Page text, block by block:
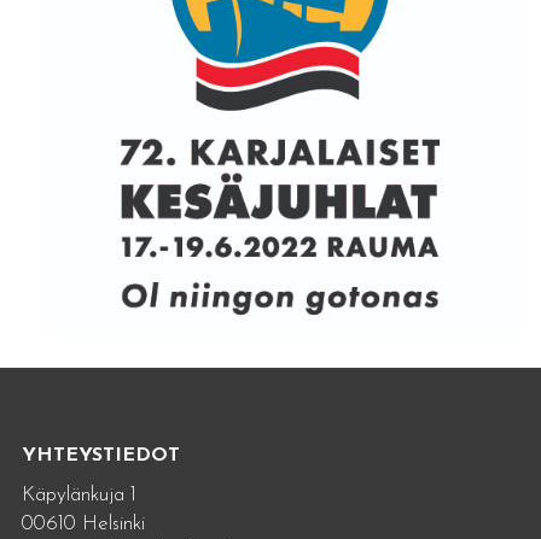
YHTEYSTIEDOT
Käpylänkuja 1
00610 Helsinki